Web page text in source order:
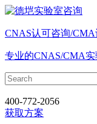
CNAS认可咨询/
专业的CNAS/CMA
400-772-2056
获取方案